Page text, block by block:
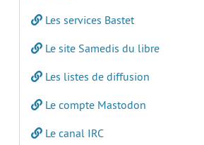
Les services Bastet
Le site Samedis du libre
Les listes de diffusion
Le compte Mastodon
Le canal IRC